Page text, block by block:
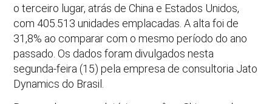
o terceiro lugar, atrás de China e Estados Unidos,
com 405.513 unidades emplacadas. A alta foi de
31,8% ao comparar com o mesmo período do ano
passado. Os dados foram divulgados nesta
segunda-feira (15) pela empresa de consultoria Jato
Dynamics do Brasil.